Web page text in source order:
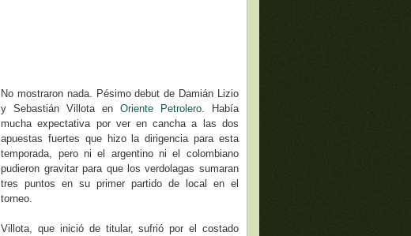
No mostraron nada. Pésimo debut de Damián Lizio
y Sebastián Villota en Oriente Petrolero. Había
mucha expectativa por ver en cancha a las dos
apuestas fuertes que hizo la dirigencia para esta
temporada, pero ni el argentino ni el colombiano
pudieron gravitar para que los verdolagas sumaran
tres puntos en su primer partido de local en el
torneo.
Villota, que inició de titular, sufrió por el costado